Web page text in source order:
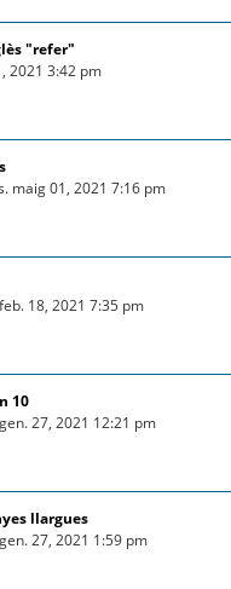
"refer"
2021 3:42 pm
maig 01, 2021 7:16 pm
18, 2021 7:35 pm
10
27, 2021 12:21 pm
llargues
27, 2021 1:59 pm